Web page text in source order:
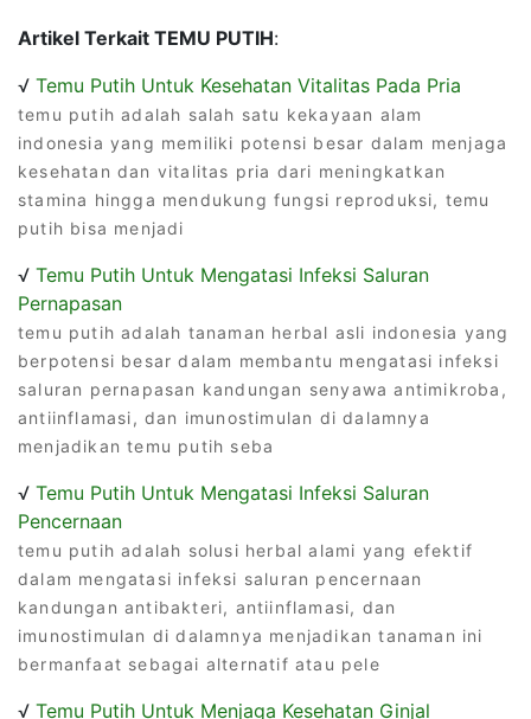
Artikel Terkait TEMU PUTIH:
√ Temu Putih Untuk Kesehatan Vitalitas Pada Pria
temu putih adalah salah satu kekayaan alam
indonesia yang memiliki potensi besar dalam menjaga
kesehatan dan vitalitas pria dari meningkatkan
stamina hingga mendukung fungsi reproduksi, temu
putih bisa menjadi
√ Temu Putih Untuk Mengatasi Infeksi Saluran
Pernapasan
temu putih adalah tanaman herbal asli indonesia yang
berpotensi besar dalam membantu mengatasi infeksi
saluran pernapasan kandungan senyawa antimikroba,
antiinflamasi, dan imunostimulan di dalamnya
menjadikan temu putih seba
√ Temu Putih Untuk Mengatasi Infeksi Saluran
Pencernaan
temu putih adalah solusi herbal alami yang efektif
dalam mengatasi infeksi saluran pencernaan
kandungan antibakteri, antiinflamasi, dan
imunostimulan di dalamnya menjadikan tanaman ini
bermanfaat sebagai alternatif atau pele
√ Temu Putih Untuk Menjaga Kesehatan Ginjal